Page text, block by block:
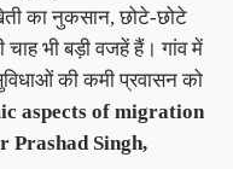
का नुकसान, छोटे-छोटे
भी बड़ी वजहें हैं। गांव में
की कमी प्रवासन को
aspects of migration
Prashad Singh,